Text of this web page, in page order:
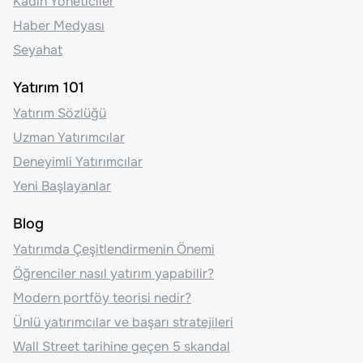
Haber Medyası
Seyahat
Yatırım 101
Yatırım Sözlüğü
Uzman Yatırımcılar
Deneyimli Yatırımcılar
Yeni Başlayanlar
Blog
Yatırımda Çeşitlendirmenin Önemi
Öğrenciler nasıl yatırım yapabilir?
Modern portföy teorisi nedir?
Ünlü yatırımcılar ve başarı stratejileri
Wall Street tarihine geçen 5 skandal